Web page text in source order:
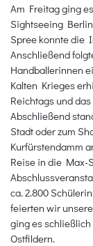
Am Freitag ging
Sightseeing
Spree konnte die
Anschließend
Handballerinnen
Kalten Krieges
Reichtags und
Abschließend
Stadt oder zum
Kurfürstendamm
Reise in die Max-
ca. 2.800
feierten wir
ging es
Ostfildern.